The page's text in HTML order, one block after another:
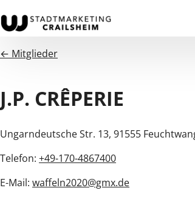
← Mitglieder
J.P. CRÊPERIE
Ungarndeutsche Str. 13, 91555
Telefon: +49-170-4867400
E-Mail: waffeln2020@gmx.de